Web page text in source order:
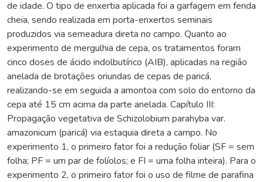
de idade. O tipo de enxertia aplicada foi a garfagem em fenda
cheia, sendo realizada em porta-enxertos seminais
produzidos via semeadura direta no campo. Quanto ao
experimento de mergulhia de cepa, os tratamentos foram
cinco doses de ácido indolbutírico (AIB), aplicadas na região
anelada de brotações oriundas de cepas de paricá,
realizando-se em seguida a amontoa com solo do entorno da
cepa até 15 cm acima da parte anelada. Capítulo III:
Propagação vegetativa de Schizolobium parahyba var.
amazonicum (paricá) via estaquia direta a campo. No
experimento 1, o primeiro fator foi a redução foliar (SF = sem
folha; PF = um par de folíolos; e FI = uma folha inteira). Para o
experimento 2, o primeiro fator foi o uso de filme de parafina